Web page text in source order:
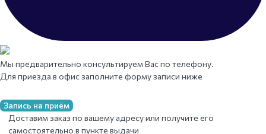
Мы предварительно консультируем Вас по телефону.
Для приезда в офис заполните форму записи ниже
Запись на приём
Доставим заказ по вашему адресу или получите его
самостоятельно в пункте выдачи